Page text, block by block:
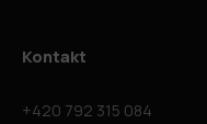
Kontakt
+420 792 315 084